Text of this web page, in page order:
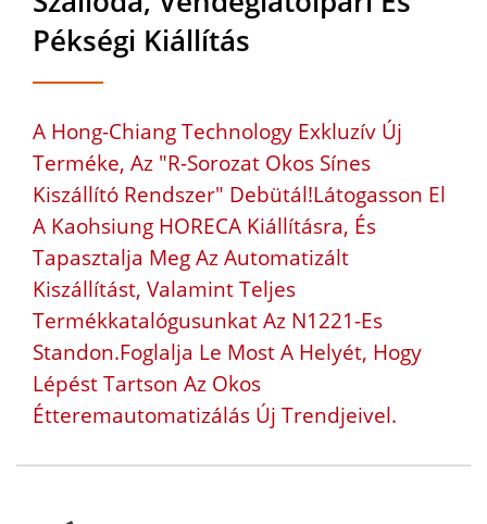
Pékségi Kiállítás
A Hong-Chiang Technology Exkluzív Új
Terméke, Az "R-Sorozat Okos Sínes
Kiszállító Rendszer" Debütál!Látogasson El
A Kaohsiung HORECA Kiállításra, És
Tapasztalja Meg Az Automatizált
Kiszállítást, Valamint Teljes
Termékkatalógusunkat Az N1221-Es
Standon.Foglalja Le Most A Helyét, Hogy
Lépést Tartson Az Okos
Étteremautomatizálás Új Trendjeivel.